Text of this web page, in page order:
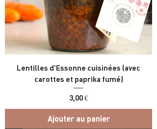
Lentilles d'Essonne cuisinées (avec
carottes et paprika fumé)
Prix
3,00 €
Ajouter au panier